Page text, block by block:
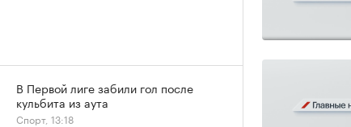
В Первой лиге забили гол после
кульбита из аута
Спорт, 13:18